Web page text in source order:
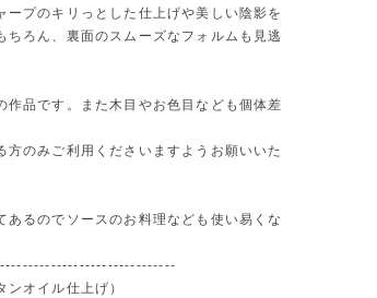
ープのキリっとした仕上げや美しい陰影を
ちろん、裏面のスムーズなフォルムも見逃
作品です。また木目やお色目なども個体差
方のみご利用くださいますようお願いいた
あるのでソースのお料理なども使い易くな
オイル仕上げ）